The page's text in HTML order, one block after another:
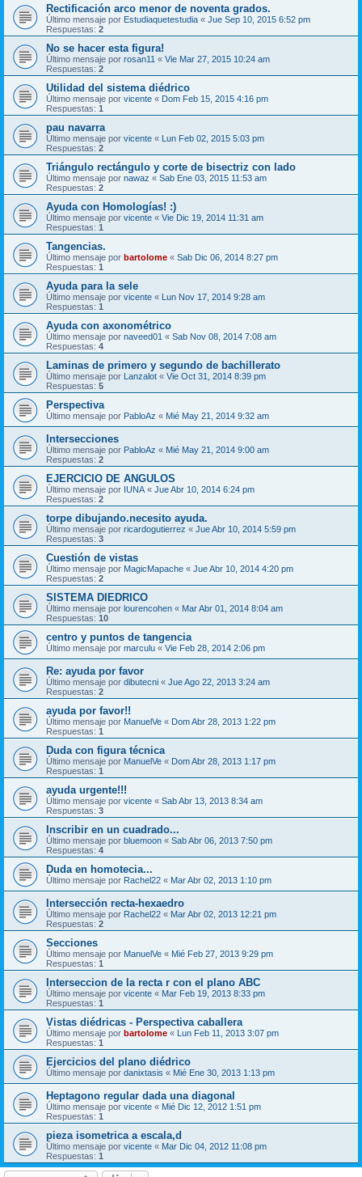
Rectificación arco menor de noventa grados.
Último mensaje por Estudiaquetestudia « Jue Sep 10, 2015 6:52 pm
Respuestas: 2
No se hacer esta figura!
Último mensaje por rosan11 « Vie Mar 27, 2015 10:24 am
Respuestas: 2
Utilidad del sistema diédrico
Último mensaje por vicente « Dom Feb 15, 2015 4:16 pm
Respuestas: 1
pau navarra
Último mensaje por vicente « Lun Feb 02, 2015 5:03 pm
Respuestas: 2
Triángulo rectángulo y corte de bisectriz con lado
Último mensaje por nawaz « Sab Ene 03, 2015 11:53 am
Respuestas: 2
Ayuda con Homologías! :)
Último mensaje por vicente « Vie Dic 19, 2014 11:31 am
Respuestas: 1
Tangencias.
Último mensaje por bartolome « Sab Dic 06, 2014 8:27 pm
Respuestas: 1
Ayuda para la sele
Último mensaje por vicente « Lun Nov 17, 2014 9:28 am
Respuestas: 1
Ayuda con axonométrico
Último mensaje por naveed01 « Sab Nov 08, 2014 7:08 am
Respuestas: 4
Laminas de primero y segundo de bachillerato
Último mensaje por Lanzalot « Vie Oct 31, 2014 8:39 pm
Respuestas: 5
Perspectiva
Último mensaje por PabloAz « Mié May 21, 2014 9:32 am
Intersecciones
Último mensaje por PabloAz « Mié May 21, 2014 9:00 am
Respuestas: 2
EJERCICIO DE ANGULOS
Último mensaje por IUNA « Jue Abr 10, 2014 6:24 pm
Respuestas: 2
torpe dibujando.necesito ayuda.
Último mensaje por ricardogutierrez « Jue Abr 10, 2014 5:59 pm
Respuestas: 3
Cuestión de vistas
Último mensaje por MagicMapache « Jue Abr 10, 2014 4:20 pm
Respuestas: 2
SISTEMA DIEDRICO
Último mensaje por lourencohen « Mar Abr 01, 2014 8:04 am
Respuestas: 10
centro y puntos de tangencia
Último mensaje por marculu « Vie Feb 28, 2014 2:06 pm
Re: ayuda por favor
Último mensaje por dibutecni « Jue Ago 22, 2013 3:24 am
Respuestas: 2
ayuda por favor!!
Último mensaje por ManuelVe « Dom Abr 28, 2013 1:22 pm
Respuestas: 1
Duda con figura técnica
Último mensaje por ManuelVe « Dom Abr 28, 2013 1:17 pm
Respuestas: 1
ayuda urgente!!!
Último mensaje por vicente « Sab Abr 13, 2013 8:34 am
Respuestas: 3
Inscribir en un cuadrado...
Último mensaje por bluemoon « Sab Abr 06, 2013 7:50 pm
Respuestas: 4
Duda en homotecia...
Último mensaje por Rachel22 « Mar Abr 02, 2013 1:10 pm
Intersección recta-hexaedro
Último mensaje por Rachel22 « Mar Abr 02, 2013 12:21 pm
Respuestas: 2
Secciones
Último mensaje por ManuelVe « Mié Feb 27, 2013 9:29 pm
Respuestas: 1
Interseccion de la recta r con el plano ABC
Último mensaje por vicente « Mar Feb 19, 2013 8:33 pm
Respuestas: 1
Vistas diédricas - Perspectiva caballera
Último mensaje por bartolome « Lun Feb 11, 2013 3:07 pm
Respuestas: 1
Ejercicios del plano diédrico
Último mensaje por danixtasis « Mié Ene 30, 2013 1:13 pm
Heptagono regular dada una diagonal
Último mensaje por vicente « Mié Dic 12, 2012 1:51 pm
Respuestas: 1
pieza isometrica a escala,d
Último mensaje por vicente « Mar Dic 04, 2012 11:08 pm
Respuestas: 1